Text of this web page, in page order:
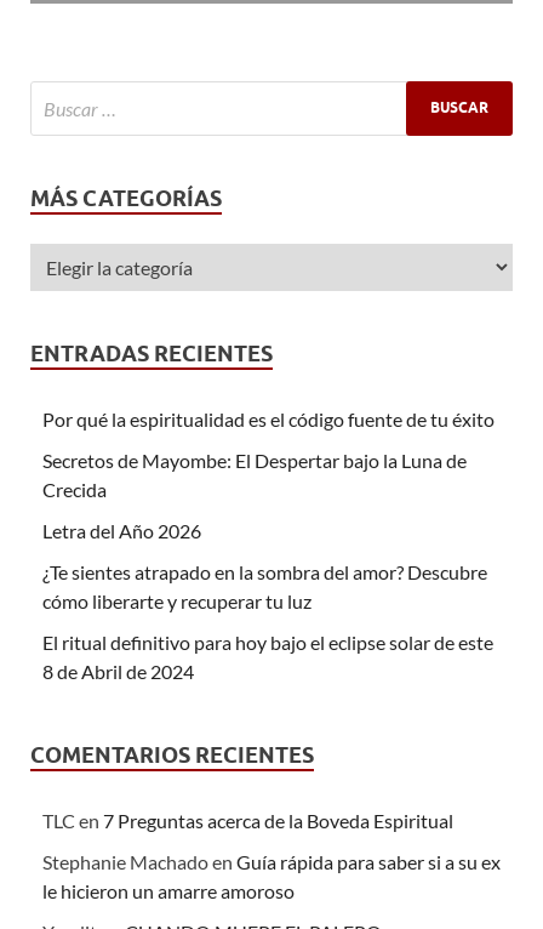
MÁS CATEGORÍAS
ENTRADAS RECIENTES
Por qué la espiritualidad es el código fuente de tu éxito
Secretos de Mayombe: El Despertar bajo la Luna de
Crecida
Letra del Año 2026
¿Te sientes atrapado en la sombra del amor? Descubre
cómo liberarte y recuperar tu luz
El ritual definitivo para hoy bajo el eclipse solar de este
8 de Abril de 2024
COMENTARIOS RECIENTES
TLC en 7 Preguntas acerca de la Boveda Espiritual
Stephanie Machadoen Guía rápida para saber si a su ex
le hicieron un amarre amoroso